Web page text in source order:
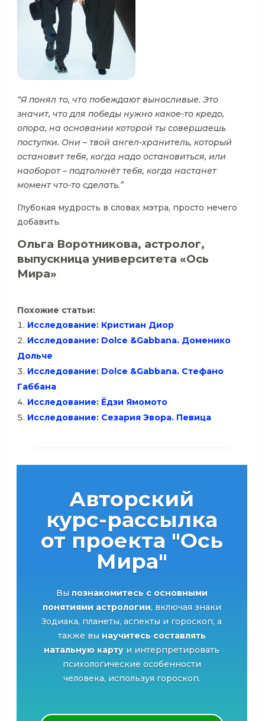
“Я понял то, что побеждают выносливые. Это
значит, что для победы нужно какое-то кредо,
опора, на основании которой ты совершаешь
поступки. Они – твой ангел-хранитель, который
остановит тебя, когда надо остановиться, или
наоборот – подтолкнёт тебя, когда настанет
момент что-то сделать.”
Глубокая мудрость в словах мэтра, просто нечего
добавить.
Ольга Воротникова, астролог,
выпускница университета «Ось
Мира»
Похожие статьи:
Исследование: Кристиан Диор
Исследование: Dolce &Gabbana. Доменико
Дольче
Исследование: Dolce &Gabbana. Стефано
Габбана
Исследование: Ёдзи Ямомото
Исследование: Сезария Эвора. Певица
Авторский
курс-рассылка
от проекта "Ось
Мира"
Вы познакомитесь с основными
понятиями астрологии, включая знаки
Зодиака, планеты, аспекты и гороскоп, а
также вы научитесь составлять
натальную карту и интерпретировать
психологические особенности
человека, используя гороскоп.